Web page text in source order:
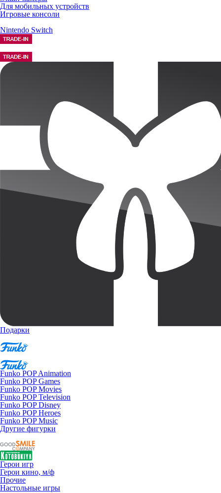
Для мобильных устройств
Игровые консоли
Nintendo Switch
Подарки
Funko POP Animation
Funko POP Games
Funko POP Movies
Funko POP Television
Funko POP Disney
Funko POP Heroes
Funko POP Music
Другие фигурки
Герои игр
Герои кино, м/ф
Прочие
Настольные игры